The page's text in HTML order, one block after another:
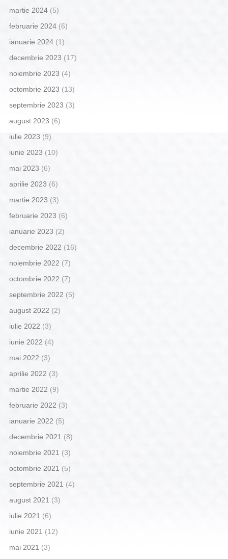
martie 2024(5)
februarie 2024(6)
ianuarie 2024(1)
decembrie 2023 (17)
noiembrie 2023 (4)
octombrie 2023 (13)
septembrie 2023 (3)
august 2023 (6)
iulie 2023 (9)
iunie 2023 (10)
mai 2023 (6)
aprilie 2023 (6)
martie 2023 (3)
februarie 2023 (6)
ianuarie 2023 (2)
decembrie 2022 (16)
noiembrie 2022 (7)
octombrie 2022 (7)
septembrie 2022 (5)
august 2022 (2)
iulie 2022 (3)
iunie 2022 (4)
mai 2022 (3)
aprilie 2022 (3)
martie 2022 (9)
februarie 2022 (3)
ianuarie 2022 (5)
decembrie 2021 (8)
noiembrie 2021 (3)
octombrie 2021 (5)
septembrie 2021 (4)
august 2021 (3)
iulie 2021 (6)
iunie 2021 (12)
mai 2021 (3)